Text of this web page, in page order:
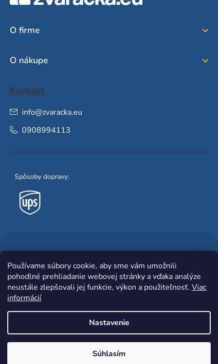
Používame súbory cookie, aby sme vám umožnili
pohodlné prehliadanie webovej stránky a vďaka analýze
neustále zlepšovali jej funkcie, výkon a použiteľnosť. Viac
informácií
Nastavenie
Súhlasím
O firme
O nákupe
Kontakt
info@zvaracka.eu
0908994113
Spôsoby dopravy:
Shoptet |mime digital
vyhradené.